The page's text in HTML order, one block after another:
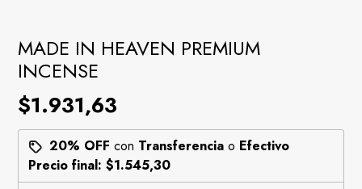
MADE IN HEAVEN PREMIUM
INCENSE
$1.931,63
20% OFF con Transferencia o Efectivo
Precio final:$1.545,30